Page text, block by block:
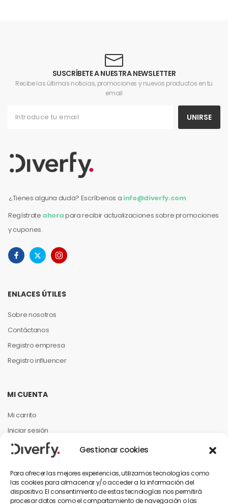
Gestionar cookies
Para ofrecer las mejores experiencias, utilizamos tecnologías como
las cookies para almacenar y/o acceder a la información del
dispositivo. El consentimiento de estas tecnologías nos permitirá
procesar datos como el comportamiento de navegación o las
SUSCRÍBETE A NUESTRA NEWSLETTER
Recibe las últimas noticias, promociones y nuevos productos en tu
email
UNIRSE
¿Tienes alguna duda? Escríbenos a info@diverfy.com
Regístrate ahorapara recibir actualizaciones sobre promociones
y cupones.
ENLACES ÚTILES
Sobre nosotros
Contáctanos
Registro empresa
Registro influencer
MI CUENTA
Mi carrito
Iniciar sesión
Mi cuenta
INFORMACIÓN PARA EL CLIENTE